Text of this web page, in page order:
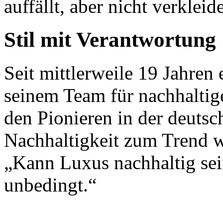
auffällt, aber nicht
Stil mit Verantwortung
Seit mittlerweile 19 Jahren
seinem Team für
den Pionieren in der
Nachhaltigkeit zum Trend
„Kann Luxus nachhaltig
unbedingt.“